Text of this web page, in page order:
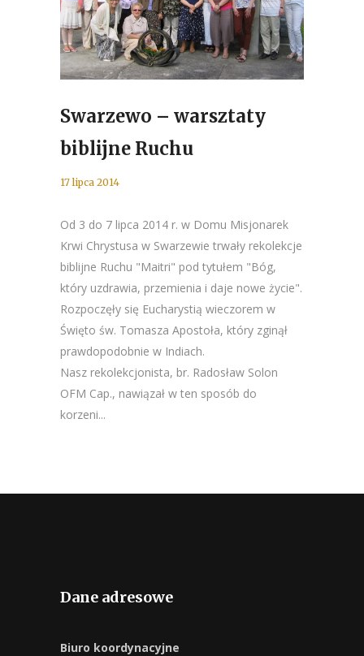
Swarzewo – warsztaty
biblijne Ruchu
17 lipca 2014
Od 3 do 7 lipca 2014 r. w Domu Misjonarek
Krwi Chrystusa w Swarzewie trwały rekolekcje
biblijne Ruchu "Maitri" pod tytułem "Bóg,
który uzdrawia, przemienia i daje nowe życie".
Rozpoczęły się Eucharystią wieczorem w
Święto św. Tomasza Apostoła, który zginął
prawdopodobnie w Indiach.
Nasz rekolekcjonista, br. Radosław Solon
OFM Cap., nawiązał w ten sposób do
korzeni...
Dane adresowe
Biuro koordynacyjne